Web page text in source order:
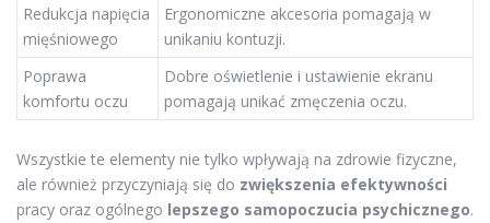
Redukcja napięcia
mięśniowego
Ergonomiczne akcesoria pomagają w
unikaniu kontuzji.
Poprawa
komfortu oczu
Dobre oświetlenie i ustawienie ekranu
pomagają unikać zmęczenia oczu.
Wszystkie te elementy nie tylko wpływają na zdrowie fizyczne,
ale również przyczyniają się do zwiększenia efektywności
pracy oraz ogólnego lepszego samopoczucia psychicznego.